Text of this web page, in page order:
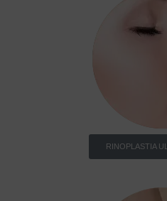
RINOPLASTIA